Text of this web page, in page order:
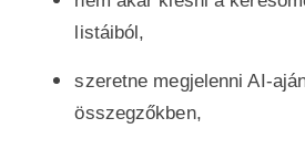
listáiból,
szeretne megjelenni AI-
összegzőkben,